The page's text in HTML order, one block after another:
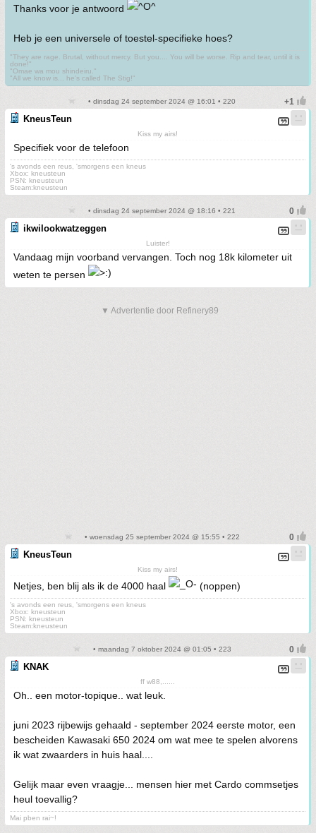
Thanks voor je antwoord
Heb je een universele of toestel-specifieke hoes?
"They are rage. Brutal, without mercy. But you.... You will be worse. Rip and tear, until it is
done!"
"Omae wa mou shindeiru."
"All we know is... he's called The Stig!"
• dinsdag 24 september 2024 @ 16:01 • 220
KneusTeun
Kiss my airs!
Specifiek voor de telefoon
's avonds een reus, 'smorgens een kneus
Xbox: kneusteun
PSN: kneusteun
Steam:kneusteun
• dinsdag 24 september 2024 @ 18:16 • 221
ikwilookwatzeggen
Luister!
Vandaag mijn voorband vervangen. Toch nog 18k kilometer uit
weten te persen
▼ Advertentie door Refinery89
• woensdag 25 september 2024 @ 15:55 • 222
KneusTeun
Kiss my airs!
Netjes, ben blij als ik de 4000 haal (noppen)
's avonds een reus, 'smorgens een kneus
Xbox: kneusteun
PSN: kneusteun
Steam:kneusteun
• maandag 7 oktober 2024 @ 01:05 • 223
KNAK
ff w88,......
Oh.. een motor-topique.. wat leuk.
juni 2023 rijbewijs gehaald - september 2024 eerste motor, een
bescheiden Kawasaki 650 2024 om wat mee te spelen alvorens
ik wat zwaarders in huis haal....
Gelijk maar even vraagje... mensen hier met Cardo commsetjes
heul toevallig?
Mai pben rai~!